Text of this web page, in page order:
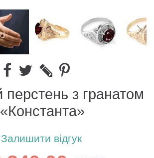
перстень з гранатом
«Константа»
Залишити відгук